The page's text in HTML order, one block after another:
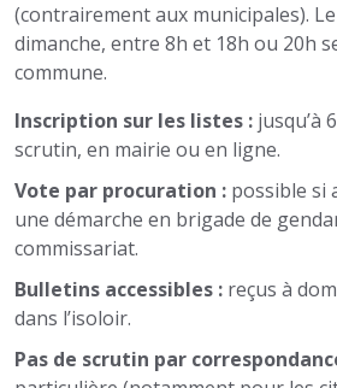
(contrairement aux municipales).
dimanche, entre 8h et 18h ou 20h
commune.
Inscription sur les listes : jusqu’à
scrutin, en mairie ou en ligne.
Vote par procuration : possible si
une démarche en brigade de
commissariat.
Bulletins accessibles : reçus à
dans l’isoloir.
Pas de scrutin par